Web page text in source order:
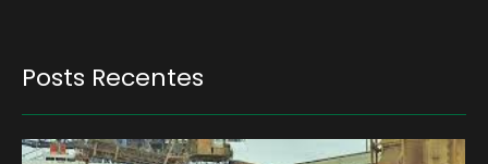
Posts Recentes